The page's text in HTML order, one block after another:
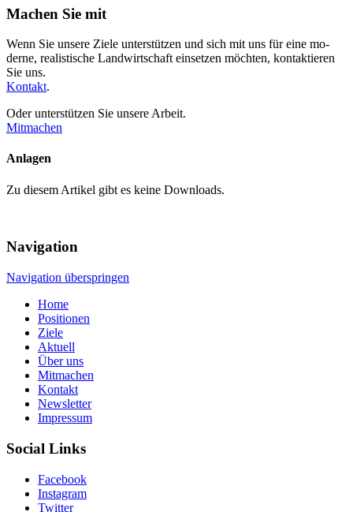
Machen Sie mit
Wenn Sie unsere Ziele unterstützen und sich mit uns für eine mo­
derne, realistische Land­wirt­schaft einsetzen möchten, kontak­tieren
Sie uns.
Kontakt.
Oder unterstützen Sie unsere Arbeit.
Mitmachen
Anlagen
Zu diesem Artikel gibt es keine Downloads.
Navigation
Navigation überspringen
Home
Positionen
Ziele
Aktuell
Über uns
Mitmachen
Kontakt
Newsletter
Impressum
Social Links
Facebook
Instagram
Twitter